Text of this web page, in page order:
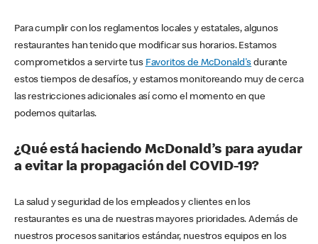
Para cumplir con los reglamentos locales y estatales, algunos
restaurantes han tenido que modificar sus horarios. Estamos
comprometidos a servirte tus Favoritos de McDonald's durante
estos tiempos de desafíos, y estamos monitoreando muy de cerca
las restricciones adicionales así como el momento en que
podemos quitarlas.
¿Qué está haciendo McDonald’s para ayudar
a evitar la propagación del COVID-19?
La salud y seguridad de los empleados y clientes en los
restaurantes es una de nuestras mayores prioridades. Además de
nuestros procesos sanitarios estándar, nuestros equipos en los